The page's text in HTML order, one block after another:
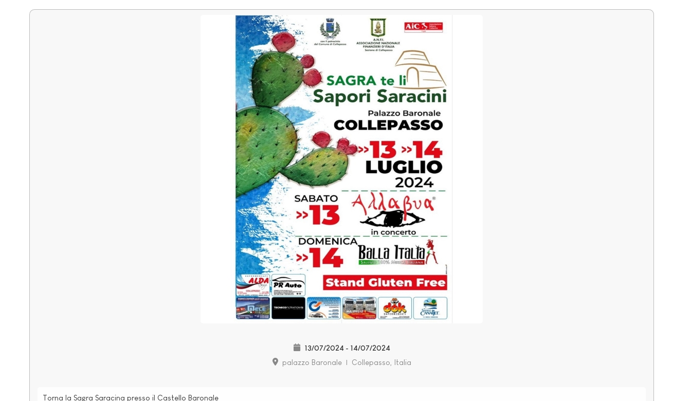
13/07/2024- 14/07/2024
palazzo Baronale | Collepasso, Italia
Torna la Sagra Saracina presso il Castello Baronale